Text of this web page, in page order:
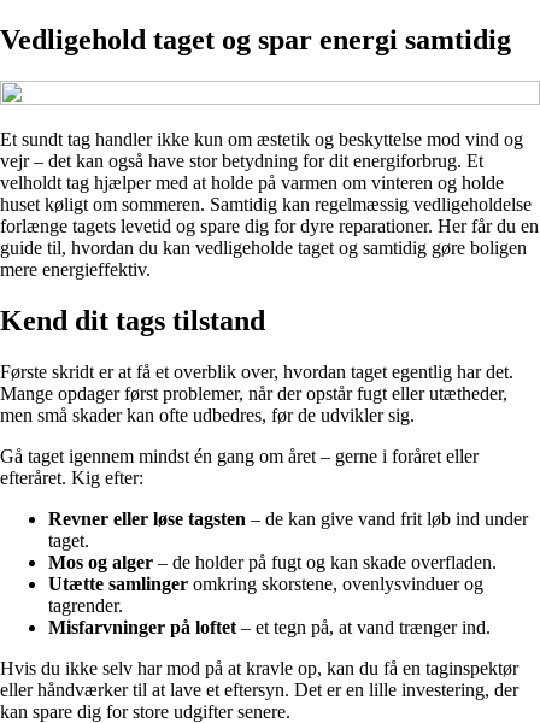
Vedligehold taget og spar energi samtidig
Et sundt tag handler ikke kun om æstetik og beskyttelse mod vind og
vejr – det kan også have stor betydning for dit energiforbrug. Et
velholdt tag hjælper med at holde på varmen om vinteren og holde
huset køligt om sommeren. Samtidig kan regelmæssig vedligeholdelse
forlænge tagets levetid og spare dig for dyre reparationer. Her får du en
guide til, hvordan du kan vedligeholde taget og samtidig gøre boligen
mere energieffektiv.
Kend dit tags tilstand
Første skridt er at få et overblik over, hvordan taget egentlig har det.
Mange opdager først problemer, når der opstår fugt eller utætheder,
men små skader kan ofte udbedres, før de udvikler sig.
Gå taget igennem mindst én gang om året – gerne i foråret eller
efteråret. Kig efter:
Revner eller løse tagsten – de kan give vand frit løb ind under
taget.
Mos og alger – de holder på fugt og kan skade overfladen.
Utætte samlinger omkring skorstene, ovenlysvinduer og
tagrender.
Misfarvninger på loftet – et tegn på, at vand trænger ind.
Hvis du ikke selv har mod på at kravle op, kan du få en taginspektør
eller håndværker til at lave et eftersyn. Det er en lille investering, der
kan spare dig for store udgifter senere.